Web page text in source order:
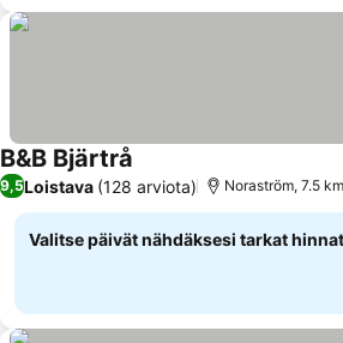
B&B Bjärtrå
9,5Loistava (128 arviota) Noraström, 7.5
Valitse päivät nähdäksesi tarkat hinnat